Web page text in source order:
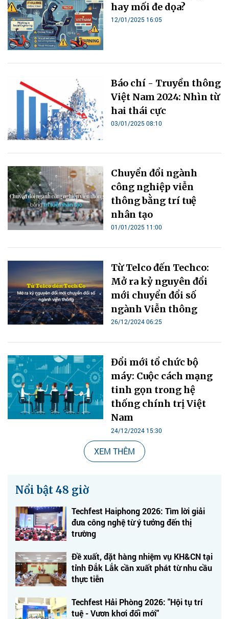
hay mối đe dọa?
12/01/2025 16:05
Báo chí - Truyền thông
Việt Nam 2024: Nhìn từ
hai thái cực
03/01/2025 08:10
Chuyển đổi ngành
công nghiệp viễn
thông bằng trí tuệ
nhân tạo
01/01/2025 11:00
Từ Telco đến Techco:
Mở ra kỷ nguyên đổi
mới chuyển đổi số
ngành Viễn thông
26/12/2024 06:25
Đổi mới tổ chức bộ
máy: Cuộc cách mạng
tinh gọn trong hệ
thống chính trị Việt
Nam
24/12/2024 15:30
XEM THÊM
Nổi bật 48 giờ
Techfest Haiphong 2026: Tìm lời giải
đưa công nghệ từ ý tưởng đến thị
trường
Đề xuất, đặt hàng nhiệm vụ KH&CN tại
tỉnh Đắk Lắk cần xuất phát từ nhu cầu
thực tiễn
Techfest Hải Phòng 2026: "Hội tụ trí
tuệ - Vươn khơi đổi mới"